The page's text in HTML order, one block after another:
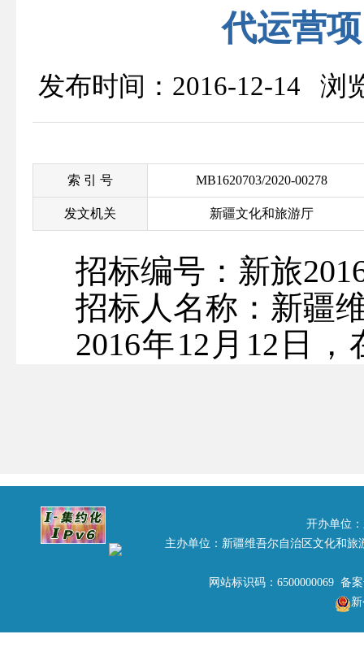
代运营
发布时间：2016-12-14 浏
索 引 号 MB1620703/2020-00278
发文机关 新疆文化和旅游厅
招标编号：新旅
招标人名称：新疆
2016年12月12日
公示如下：
中标单位:
新疆天山
中标金额：586000元
竞标结果公示期自
开办单位
主办单位：新疆维吾尔自治区文化和
网站标识码：6500000069 备